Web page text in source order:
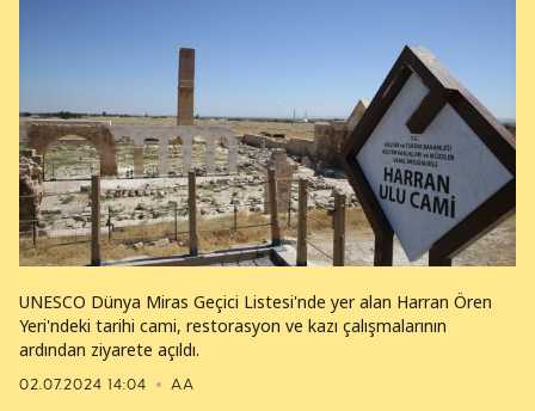
02.07.2024 14:04 AA
UNESCO Dünya Miras Geçici Listesi'nde yer alan Harran Ören
Yeri'ndeki tarihi cami, restorasyon ve kazı çalışmalarının
ardından ziyarete açıldı.